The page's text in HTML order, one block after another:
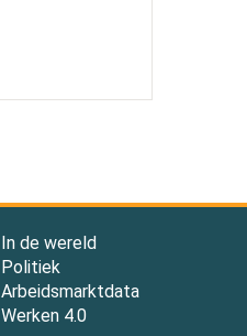
In de wereld
Politiek
Arbeidsmarktdata
Werken 4.0